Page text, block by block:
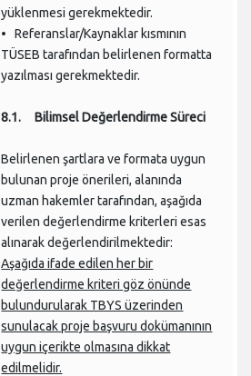
yüklenmesi gerekmektedir.
• Referanslar/Kaynaklar kısmının
TÜSEB tarafından belirlenen formatta
yazılması gerekmektedir.
8.1. Bilimsel Değerlendirme Süreci
Belirlenen şartlara ve formata uygun
bulunan proje önerileri, alanında
uzman hakemler tarafından, aşağıda
verilen değerlendirme kriterleri esas
alınarak değerlendirilmektedir:
Aşağıda ifade edilen her bir
değerlendirme kriteri göz önünde
bulundurularak TBYS üzerinden
sunulacak proje başvuru dokümanının
uygun içerikte olmasına dikkat
edilmelidir.